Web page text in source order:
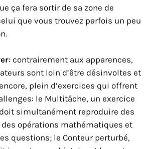
ça fera sortir de sa zone de
que vous trouvez parfois un peu
: contrairement aux apparences,
sont loin d’être désinvoltes et
plein d’exercices qui offrent
le Multitâche, un exercice
simultanément reproduire des
opérations mathématiques et
questions; le Conteur perturbé,